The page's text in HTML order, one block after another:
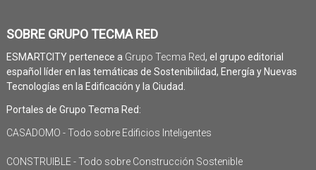
SOBRE GRUPO TECMA RED
ESMARTCITY pertenece a Grupo Tecma Red, el grupo editorial
español líder en las temáticas de Sostenibilidad, Energía y Nuevas
Tecnologías en la Edificación y la Ciudad.
Portales de Grupo Tecma Red:
CASADOMO - Todo sobre Edificios Inteligentes
CONSTRUIBLE - Todo sobre Construcción Sostenible